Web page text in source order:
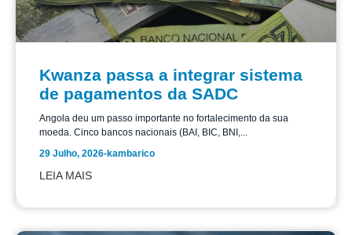
Kwanza passa a integrar sistema
de pagamentos da SADC
Angola deu um passo importante no fortalecimento da sua
moeda. Cinco bancos nacionais (BAI, BIC, BNI,...
29 Julho, 2026-kambarico
LEIA MAIS